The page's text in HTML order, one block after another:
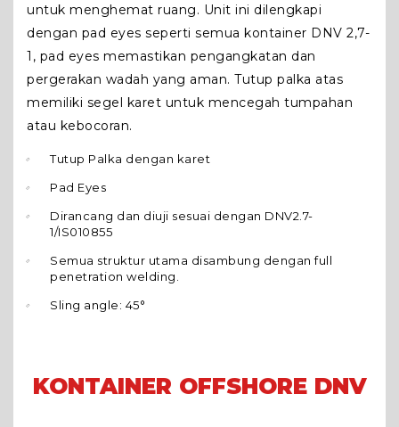
untuk menghemat ruang. Unit ini dilengkapi
dengan pad eyes seperti semua kontainer DNV 2,7-
1, pad eyes memastikan pengangkatan dan
pergerakan wadah yang aman. Tutup palka atas
memiliki segel karet untuk mencegah tumpahan
atau kebocoran.
Tutup Palka dengan karet
Pad Eyes
Dirancang dan diuji sesuai dengan DNV2.7-
1/IS010855
Semua struktur utama disambung dengan full
penetration welding.
Sling angle: 45°
KONTAINER OFFSHORE DNV